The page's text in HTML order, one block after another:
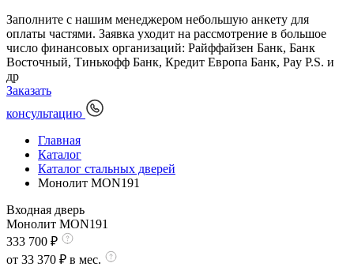
Заполните с нашим менеджером небольшую анкету для
оплаты частями. Заявка уходит на рассмотрение в большое
число финансовых организаций: Райффайзен Банк, Банк
Восточный, Тинькофф Банк, Кредит Европа Банк, Pay P.S. и
др
Заказать
консультацию
Главная
Каталог
Каталог стальных дверей
Монолит MON191
Входная дверь
Монолит MON191
333 700 ₽
от 33 370 ₽ в мес.